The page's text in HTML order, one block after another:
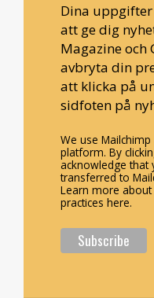
Dina
att ge dig
Magazine och
avbryta din
att klicka på
sidfoten på
We use
platform. By
acknowledge
transferred to
Learn more about
practices here.